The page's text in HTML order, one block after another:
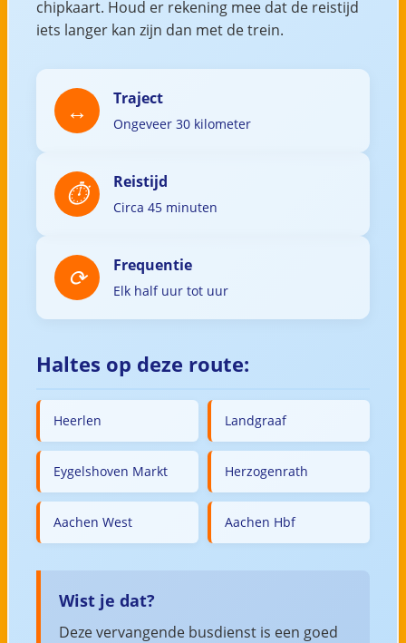
chipkaart. Houd er rekening mee dat de reistijd
iets langer kan zijn dan met de trein.
Traject
Ongeveer 30 kilometer
Reistijd
Circa 45 minuten
Frequentie
Elk half uur tot uur
Haltes op deze route:
Heerlen Landgraaf
Eygelshoven Markt Herzogenrath
Aachen West Aachen Hbf
Wist je dat?
Deze vervangende busdienst is een goed